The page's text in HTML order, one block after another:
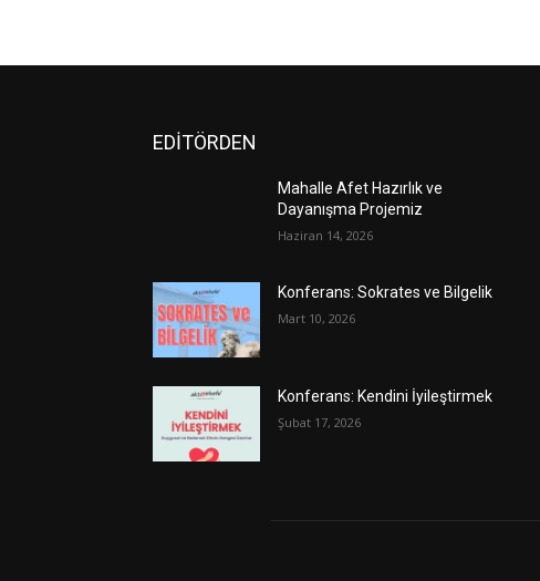
EDİTÖRDEN
Mahalle Afet Hazırlık ve
Dayanışma Projemiz
Haziran 14, 2026
Konferans: Sokrates ve Bilgelik
Mart 10, 2026
Konferans: Kendini İyileştirmek
Şubat 17, 2026